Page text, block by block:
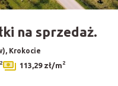
na sprzedaż.
Krokocie
2 113,29 zł/m2